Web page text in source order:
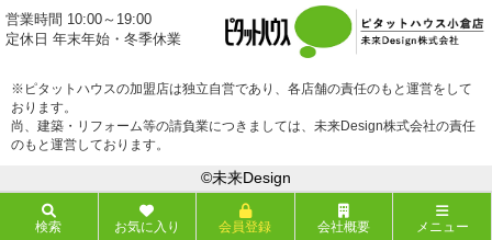
営業時間 10:00～19:00
定休日 年末年始・冬季休業
※ピタットハウスの加盟店は独立自営であり、各店舗の責任のもと運営をして
おります。
尚、建築・リフォーム等の請負業につきましては、未来Design株式会社の責任
のもと運営しております。
©未来Design
検索 お気に入り 会員登録 会社概要 メニュー